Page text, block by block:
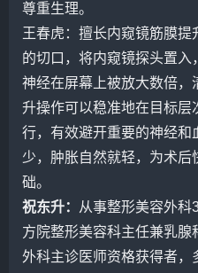
尊重生理。
王春虎 ：擅长内窥镜筋膜
的切口，将内窥镜探头置
神经在屏幕上被放大数倍，
升操作可以稳准地在目标
行，有效避开重要的神经和
少，肿胀自然就轻，为术
础。
祝东升：
从事整形美容外科
方院整形美容科主任兼乳
外科主诊医师资格获得者，